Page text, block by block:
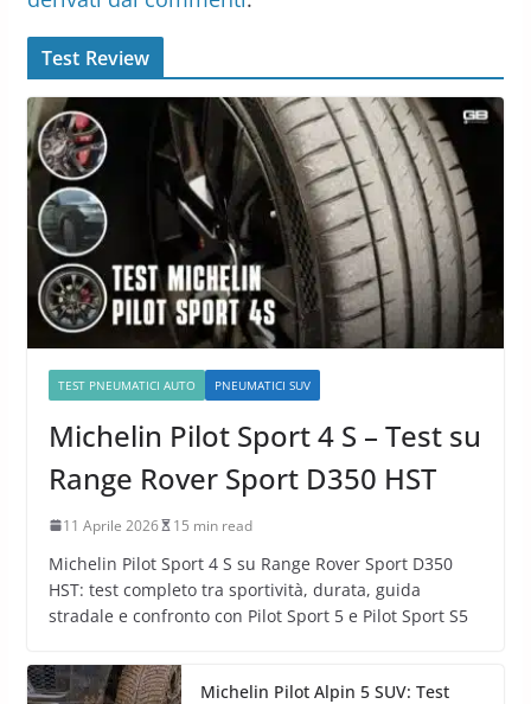
Test Review
TEST PNEUMATICI AUTO PNEUMATICI SUV
Michelin Pilot Sport 4 S – Test su
Range Rover Sport D350 HST
11 Aprile 2026 15 min read
Michelin Pilot Sport 4 S su Range Rover Sport D350
HST: test completo tra sportività, durata, guida
stradale e confronto con Pilot Sport 5 e Pilot Sport S5
Michelin Pilot Alpin 5 SUV: Test